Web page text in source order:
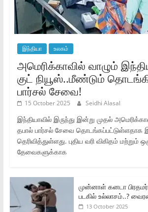
இந்தியா உலகம்
அமெரிக்காவில் வாழும்
குட் நியூஸ்..மீண்டும்
பார்சல் சேவை!
15 October 2025 Seidhi Alasal
இந்தியாவில் இருந்து இன்று முதல்
தபால் பார்சல் சேவை தொடங்கப்பட்டுள்ளதாக
தெரிவித்துள்ளது. புதிய வரி விகிதம் மற்றும்
தேவைகளுக்காக
முன்னாள் கனடா பிரதமர்
படகில் உல்லாசம்..?
13 October 2025